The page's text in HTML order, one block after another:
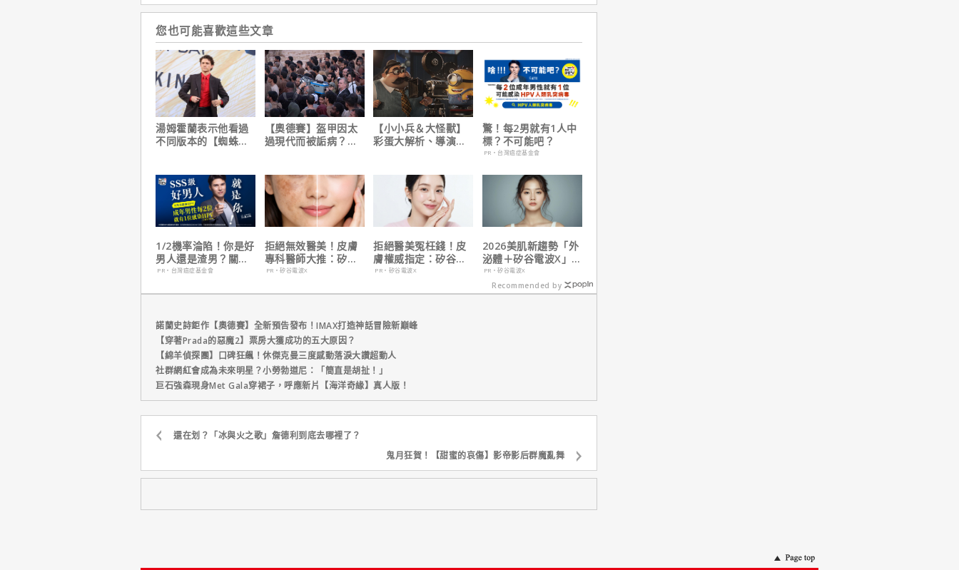
您也可能喜歡這些文章
湯姆霍蘭表示他看過
不同版本的【蜘蛛
【奧德賽】盔甲因太
過現代而被詬病？導
【小小兵＆大怪獸】
彩蛋大解析、導演皮
驚！每2男就有1人中
標？不可能吧？
PR・台灣癌症基金會
1/2機率淪陷！你是好
男人還是渣男？關鍵
在這
PR・台灣癌症基金會
拒絕無效醫美！皮膚
專科醫師大推：矽谷
電波 X 讓肌膚由內而
PR・矽谷電波X
拒絕醫美冤枉錢！皮
膚權威指定：矽谷電
波 X 由內而外養出逆
PR・矽谷電波X
2026美肌新趨勢「外
泌體＋矽谷電波X」聯
手，開啟高階養膚新
世代
PR・矽谷電波X
Recommended by
諾蘭史詩鉅作【奧德賽】全新預告發布！IMAX打造神話冒險新巔峰
【穿著Prada的惡魔2】票房大獲成功的五大原因？
【綿羊偵探團】口碑狂飆！休傑克曼三度感動落淚大讚超動人
社群網紅會成為未來明星？小勞勃道尼：「簡直是胡扯！」
巨石強森現身Met Gala穿裙子，呼應新片【海洋奇緣】真人版！
還在划？「冰與火之歌」詹德利到底去哪裡了？
鬼月狂賀！【甜蜜的哀傷】影帝影后群魔亂舞